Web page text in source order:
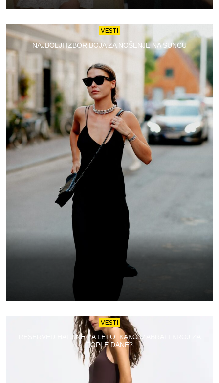
VESTI
NAJBOLJI IZBOR BOJA ZA NOŠENJE NA SUNCU
VESTI
RESERVED HALJINE ZA LETO: KAKO IZABRATI KROJ ZA
TOPLE DANE?